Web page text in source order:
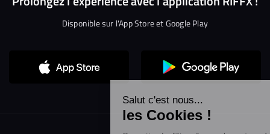
Continuer sans accepter
Disponible sur l'App Store et Google Play